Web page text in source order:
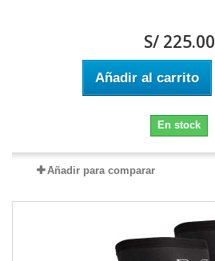
S/ 225.00
Añadir al carrito
En stock
Añadir para comparar